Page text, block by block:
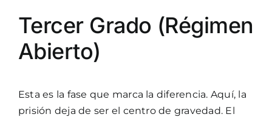
Tercer Grado (Régimen
Abierto)
Esta es la fase que marca la diferencia. Aquí, la
prisión deja de ser el centro de gravedad. El